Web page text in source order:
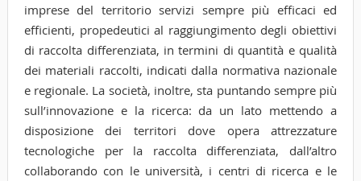
imprese del territorio servizi sempre più efficaci ed
efficienti, propedeutici al raggiungimento degli obiettivi
di raccolta differenziata, in termini di quantità e qualità
dei materiali raccolti, indicati dalla normativa nazionale
e regionale. La società, inoltre, sta puntando sempre più
sull’innovazione e la ricerca: da un lato mettendo a
disposizione dei territori dove opera attrezzature
tecnologiche per la raccolta differenziata, dall’altro
collaborando con le università, i centri di ricerca e le